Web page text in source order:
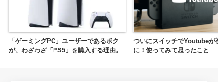
「ゲーミングPC」ユーザーであるボク
が、わざわざ「PS5」を購入する理由。
ついにスイッチでYoutubeが
に！使ってみて思ったこと